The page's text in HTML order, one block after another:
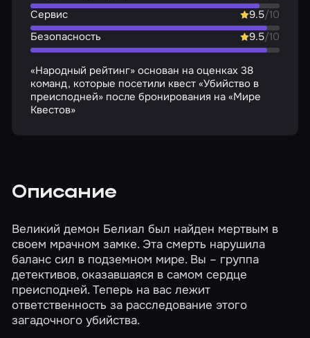
Сервис
9.5/10
Безопасность
9.5/10
«Народный рейтинг» основан на оценках 38
команд, которые посетили квест «Убийство в
преисподней» после бронирования на «Мире
Квестов»
Описание
Великий демон Белиал был найден мертвым в
своем мрачном замке. Эта смерть нарушила
баланс сил в подземном мире. Вы – группа
детективов, оказавшаяся в самом сердце
преисподней. Теперь на вас лежит
ответственность за расследование этого
загадочного убийства.